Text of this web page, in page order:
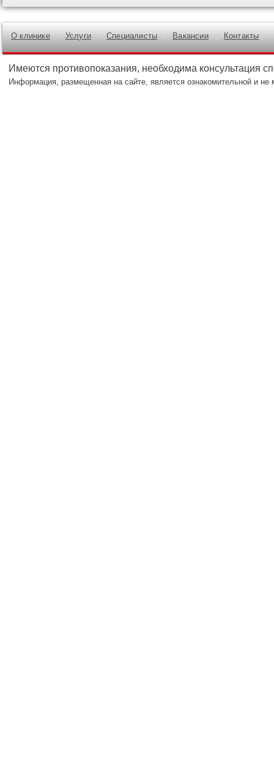
О клинике Услуги Специалисты Вакансии Контакты
Имеются противопоказания, необходима консультация
Информация, размещенная на сайте, является ознакомительной и